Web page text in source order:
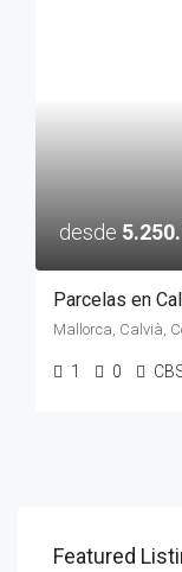
desde
Parcelas en
Mallorca, Calvià,
1 0
Featured